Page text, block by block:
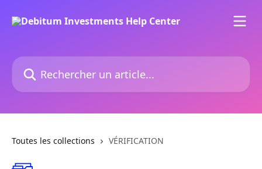
Rechercher un article...
Toutes les collections VÉRIFICATION